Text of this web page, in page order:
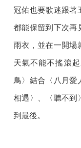
冠佑也要歌迷跟著
都能保留到下次再
雨衣，並在一開場
天氣不能不搖滾
鳥〉結合〈八月愛
相遇〉、〈聽不到
到最後。